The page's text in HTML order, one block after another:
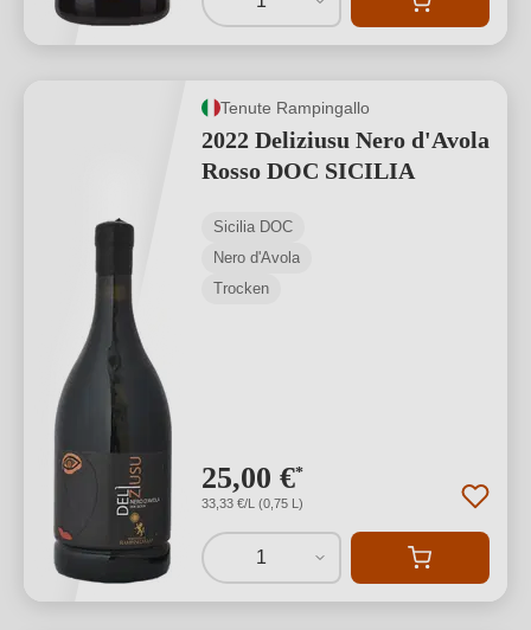
Tenute Rampingallo
2022 Deliziusu Nero d'Avola
Rosso DOC SICILIA
Sicilia DOC
Nero d'Avola
Trocken
25,00 €*
33,33 €/L (0,75 L)
1